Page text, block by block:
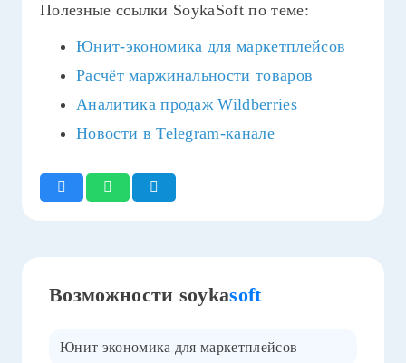
Полезные ссылки SoykaSoft по теме:
Юнит-экономика для маркетплейсов
Расчёт маржинальности товаров
Аналитика продаж Wildberries
Новости в Telegram-канале
Возможности soykasoft
Юнит экономика для маркетплейсов